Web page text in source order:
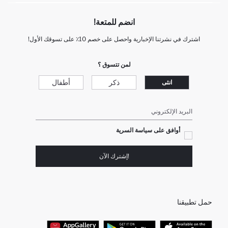
انضم للمتعة!
اشترك في نشرتنا الإخبارية واحصل على خصم 10٪ على تسوقك الأول!
لمن تتسوق ؟
انثى ذكر أطفال
البريد الإلكتروني
أوافق على سياسة السرية
!إشترك الآن
حمل تطبيقنا